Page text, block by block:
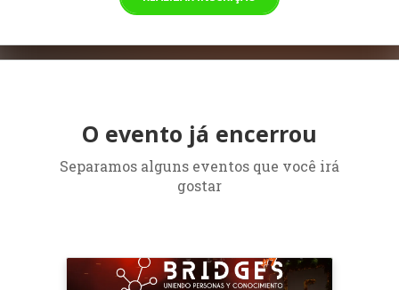
O evento já encerrou
Separamos alguns eventos que você irá
gostar